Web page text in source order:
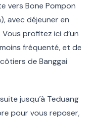
vers Bone Pompon
avec déjeuner en
Vous profitez ici d’un
fréquenté, et de
de Banggai
jusqu’à Teduang
pour vous reposer,